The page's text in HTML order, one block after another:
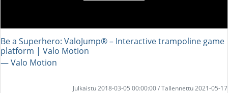
Be a Superhero: ValoJump® – Interactive trampoline game
platform | Valo Motion
― Valo Motion
Julkaistu 2018-03-05 00:00:00 / Tallennettu 2021-05-17